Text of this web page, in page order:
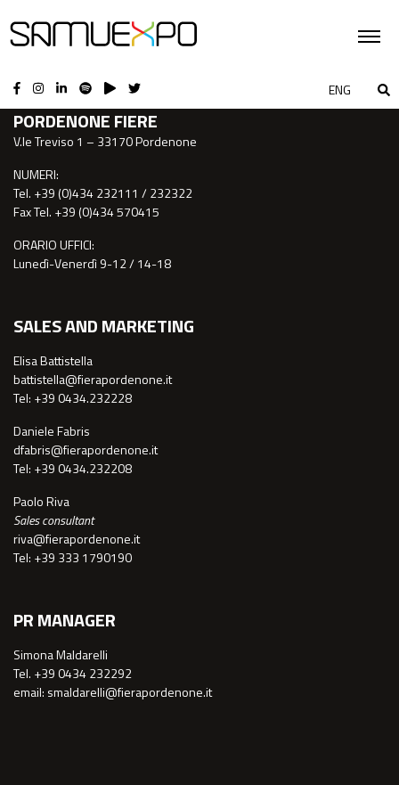
ENG
CONTATTI
PORDENONE FIERE
V.le Treviso 1 – 33170 Pordenone
NUMERI:
Tel. +39 (0)434 232111 / 232322
Fax Tel. +39 (0)434 570415
ORARIO UFFICI:
Lunedì-Venerdì 9-12 / 14-18
SALES AND MARKETING
Elisa Battistella
battistella@fierapordenone.it
Tel: +39 0434.232228
Daniele Fabris
dfabris@fierapordenone.it
Tel: +39 0434.232208
Paolo Riva
Sales consultant
riva@fierapordenone.it
Tel: +39 333 1790190
PR MANAGER
Simona Maldarelli
Tel. +39 0434 232292
email: smaldarelli@fierapordenone.it